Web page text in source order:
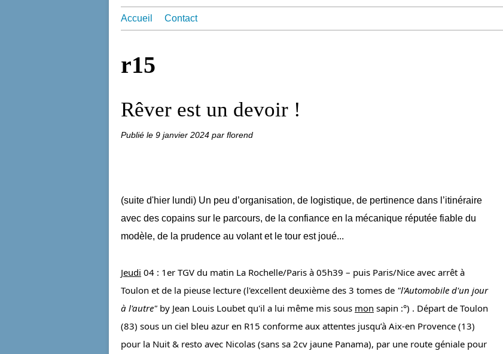
Accueil Contact
r15
Rêver est un devoir !
Publié le 9 janvier 2024 par florend
(suite d'hier lundi) Un peu d’organisation, de logistique, de pertinence dans l’itinéraire
avec des copains sur le parcours, de la confiance en la mécanique réputée fiable du
modèle, de la prudence au volant et le tour est joué...
Jeudi 04 : 1er TGV du matin La Rochelle/Paris à 05h39 – puis Paris/Nice avec arrêt à
Toulon et de la pieuse lecture (l'excellent deuxième des 3 tomes de "l'Automobile d'un jour
à l'autre" by Jean Louis Loubet qu'il a lui même mis sous mon sapin :°) . Départ de Toulon
(83) sous un ciel bleu azur en R15 conforme aux attentes jusqu’à Aix-en Provence (13)
pour la Nuit & resto avec Nicolas (sans sa 2cv jaune Panama), par une route géniale pour